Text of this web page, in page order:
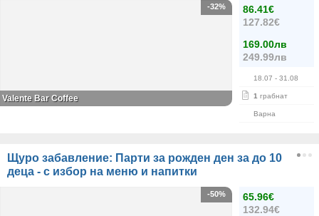
86.41€
127.82€
169.00лв
249.99лв
18.07 - 31.08
1 грабнат
Варна
-32%
Valente Bar Coffee
Щуро забавление: Парти за рожден ден за до 10
деца - с избор на меню и напитки
65.96€
132.94€
-50%